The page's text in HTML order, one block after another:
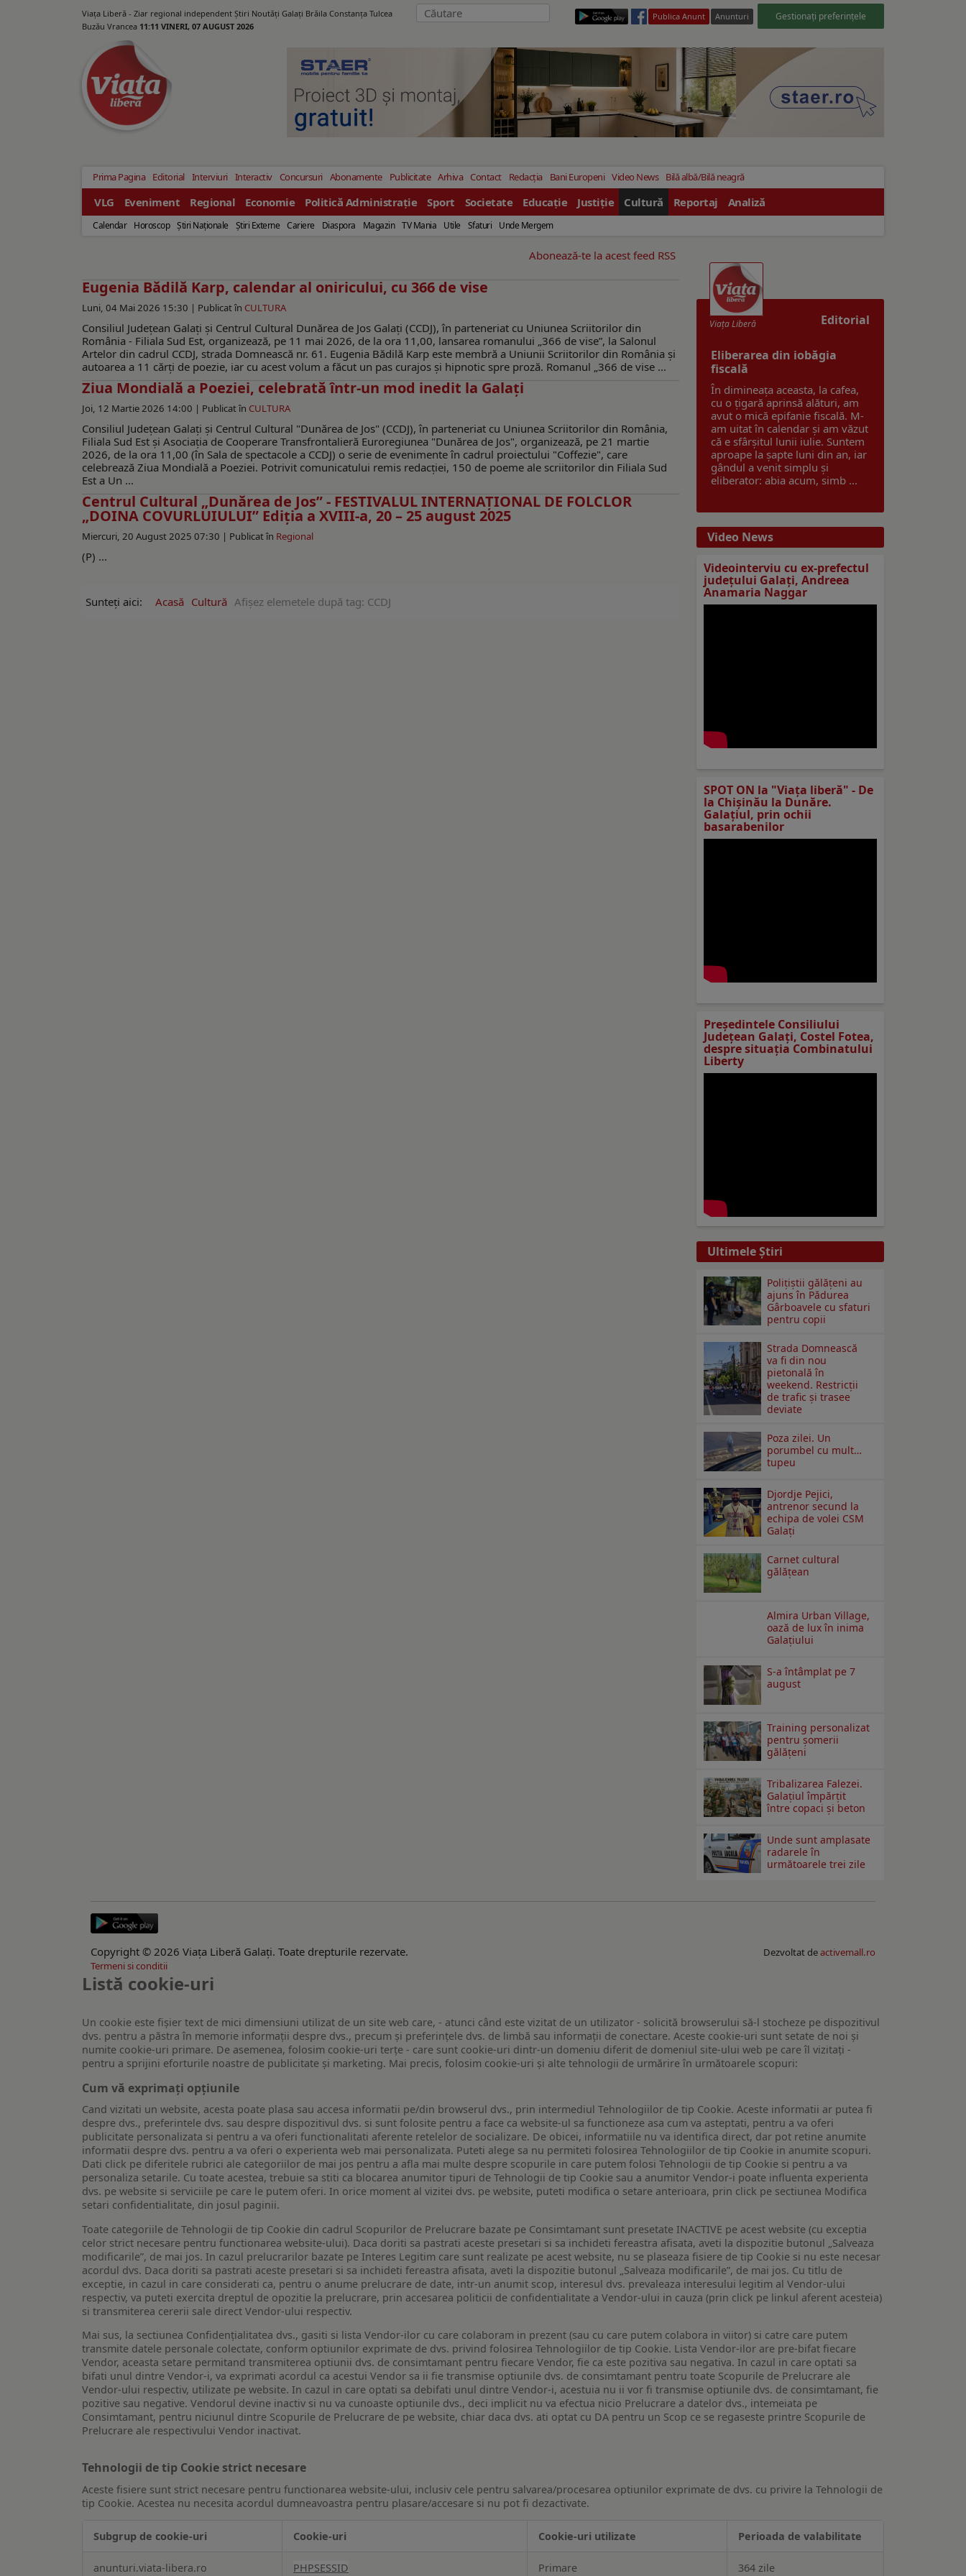
Viața Liberă - Ziar regional independent Știri Noutăți Galaţi Brăila Constanţa Tulcea
Buzău Vrancea 11:11 VINERI, 07 AUGUST 2026
Publica Anunt Anunturi Gestionați preferințele
Prima Pagina Editorial Interviuri Interactiv Concursuri Abonamente Publicitate Arhiva Contact Redacția Bani Europeni Video News Bilă albă/Bilă neagră
VLG Eveniment Regional Economie Politică Administrație Sport Societate Educație Justiție Cultură Reportaj Analiză
Calendar Horoscop Ştiri Naţionale Ştiri Externe Cariere Diaspora Magazin TV Mania Utile Sfaturi Unde Mergem
Abonează-te la acest feed RSS
Eugenia Bădilă Karp, calendar al oniricului, cu 366 de vise
Luni, 04 Mai 2026 15:30 | Publicat în CULTURA
Consiliul Județean Galați și Centrul Cultural Dunărea de Jos Galați (CCDJ), în parteneriat cu Uniunea Scriitorilor din
România - Filiala Sud Est, organizează, pe 11 mai 2026, de la ora 11,00, lansarea romanului „366 de vise”, la Salonul
Artelor din cadrul CCDJ, strada Domnească nr. 61. Eugenia Bădilă Karp este membră a Uniunii Scriitorilor din România și
autoarea a 11 cărți de poezie, iar cu acest volum a făcut un pas curajos și hipnotic spre proză. Romanul „366 de vise ...
Ziua Mondială a Poeziei, celebrată într-un mod inedit la Galaţi
Joi, 12 Martie 2026 14:00 | Publicat în CULTURA
Consiliul Județean Galați și Centrul Cultural "Dunărea de Jos" (CCDJ), în parteneriat cu Uniunea Scriitorilor din România,
Filiala Sud Est și Asociația de Cooperare Transfrontalieră Euroregiunea "Dunărea de Jos", organizează, pe 21 martie
2026, de la ora 11,00 (în Sala de spectacole a CCDJ) o serie de evenimente în cadrul proiectului "Coffezie", care
celebrează Ziua Mondială a Poeziei. Potrivit comunicatului remis redacţiei, 150 de poeme ale scriitorilor din Filiala Sud
Est a Un ...
Centrul Cultural „Dunărea de Jos” - FESTIVALUL INTERNAȚIONAL DE FOLCLOR
„DOINA COVURLUIULUI” Ediția a XVIII-a, 20 – 25 august 2025
Miercuri, 20 August 2025 07:30 | Publicat în Regional
(P) ...
Sunteți aici: Acasă Cultură Afişez elemetele după tag: CCDJ
Editorial
Viaţa Liberă
Eliberarea din iobăgia
fiscală
În dimineața aceasta, la cafea,
cu o țigară aprinsă alături, am
avut o mică epifanie fiscală. M-
am uitat în calendar și am văzut
că e sfârșitul lunii iulie. Suntem
aproape la șapte luni din an, iar
gândul a venit simplu și
eliberator: abia acum, simb ...
Video News
Videointerviu cu ex-prefectul
judeţului Galaţi, Andreea
Anamaria Naggar
SPOT ON la "Viaţa liberă" - De
la Chișinău la Dunăre.
Galațiul, prin ochii
basarabenilor
Preşedintele Consiliului
Judeţean Galaţi, Costel Fotea,
despre situaţia Combinatului
Liberty
Ultimele Ştiri
Polițiștii gălățeni au
ajuns în Pădurea
Gârboavele cu sfaturi
pentru copii
Strada Domnească
va fi din nou
pietonală în
weekend. Restricţii
de trafic şi trasee
deviate
Poza zilei. Un
porumbel cu mult…
tupeu
Djordje Pejici,
antrenor secund la
echipa de volei CSM
Galați
Carnet cultural
gălăţean
Almira Urban Village,
oază de lux în inima
Galațiului
S-a întâmplat pe 7
august
Training personalizat
pentru șomerii
gălățeni
Tribalizarea Falezei.
Galațiul împărțit
între copaci și beton
Unde sunt amplasate
radarele în
următoarele trei zile
Copyright © 2026 Viaţa Liberă Galaţi. Toate drepturile rezervate. Dezvoltat deactivemall.ro
Termeni si conditii
Listă cookie-uri
Un cookie este fişier text de mici dimensiuni utilizat de un site web care, - atunci când este vizitat de un utilizator - solicită browserului să-l stocheze pe dispozitivul
dvs. pentru a păstra în memorie informații despre dvs., precum și preferințele dvs. de limbă sau informații de conectare. Aceste cookie-uri sunt setate de noi și
numite cookie-uri primare. De asemenea, folosim cookie-uri terțe - care sunt cookie-uri dintr-un domeniu diferit de domeniul site-ului web pe care îl vizitați -
pentru a sprijini eforturile noastre de publicitate și marketing. Mai precis, folosim cookie-uri și alte tehnologii de urmărire în următoarele scopuri:
Cum vă exprimați opțiunile
Cand vizitati un website, acesta poate plasa sau accesa informatii pe/din browserul dvs., prin intermediul Tehnologiilor de tip Cookie. Aceste informatii ar putea fi
despre dvs., preferintele dvs. sau despre dispozitivul dvs. si sunt folosite pentru a face ca website-ul sa functioneze asa cum va asteptati, pentru a va oferi
publicitate personalizata si pentru a va oferi functionalitati aferente retelelor de socializare. De obicei, informatiile nu va identifica direct, dar pot retine anumite
informatii despre dvs. pentru a va oferi o experienta web mai personalizata. Puteti alege sa nu permiteti folosirea Tehnologiilor de tip Cookie in anumite scopuri.
Dati click pe diferitele rubrici ale categoriilor de mai jos pentru a afla mai multe despre scopurile in care putem folosi Tehnologii de tip Cookie si pentru a va
personaliza setarile. Cu toate acestea, trebuie sa stiti ca blocarea anumitor tipuri de Tehnologii de tip Cookie sau a anumitor Vendor-i poate influenta experienta
dvs. pe website si serviciile pe care le putem oferi. In orice moment al vizitei dvs. pe website, puteti modifica o setare anterioara, prin click pe sectiunea Modifica
setari confidentialitate, din josul paginii.
Toate categoriile de Tehnologii de tip Cookie din cadrul Scopurilor de Prelucrare bazate pe Consimtamant sunt presetate INACTIVE pe acest website (cu exceptia
celor strict necesare pentru functionarea website-ului). Daca doriti sa pastrati aceste presetari si sa inchideti fereastra afisata, aveti la dispozitie butonul „Salveaza
modificarile”, de mai jos. In cazul prelucrarilor bazate pe Interes Legitim care sunt realizate pe acest website, nu se plaseaza fisiere de tip Cookie si nu este necesar
acordul dvs. Daca doriti sa pastrati aceste presetari si sa inchideti fereastra afisata, aveti la dispozitie butonul „Salveaza modificarile”, de mai jos. Cu titlu de
exceptie, in cazul in care considerati ca, pentru o anume prelucrare de date, intr-un anumit scop, interesul dvs. prevaleaza interesului legitim al Vendor-ului
respectiv, va puteti exercita dreptul de opozitie la prelucrare, prin accesarea politicii de confidentialitate a Vendor-ului in cauza (prin click pe linkul aferent acesteia)
si transmiterea cererii sale direct Vendor-ului respectiv.
Mai sus, la sectiunea Confidențialitatea dvs., gasiti si lista Vendor-ilor cu care colaboram in prezent (sau cu care putem colabora in viitor) si catre care putem
transmite datele personale colectate, conform optiunilor exprimate de dvs. privind folosirea Tehnologiilor de tip Cookie. Lista Vendor-ilor are pre-bifat fiecare
Vendor, aceasta setare permitand transmiterea optiunii dvs. de consimtamant pentru fiecare Vendor, fie ca este pozitiva sau negativa. In cazul in care optati sa
bifati unul dintre Vendor-i, va exprimati acordul ca acestui Vendor sa ii fie transmise optiunile dvs. de consimtamant pentru toate Scopurile de Prelucrare ale
Vendor-ului respectiv, utilizate pe website. In cazul in care optati sa debifati unul dintre Vendor-i, acestuia nu ii vor fi transmise optiunile dvs. de consimtamant, fie
pozitive sau negative. Vendorul devine inactiv si nu va cunoaste optiunile dvs., deci implicit nu va efectua nicio Prelucrare a datelor dvs., intemeiata pe
Consimtamant, pentru niciunul dintre Scopurile de Prelucrare de pe website, chiar daca dvs. ati optat cu DA pentru un Scop ce se regaseste printre Scopurile de
Prelucrare ale respectivului Vendor inactivat.
Tehnologii de tip Cookie strict necesare
Aceste fisiere sunt strict necesare pentru functionarea website-ului, inclusiv cele pentru salvarea/procesarea optiunilor exprimate de dvs. cu privire la Tehnologii de
tip Cookie. Acestea nu necesita acordul dumneavoastra pentru plasare/accesare si nu pot fi dezactivate.
Subgrup de cookie-uri Cookie-uri Cookie-uri utilizate Perioada de valabilitate
anunturi.viata-libera.ro PHPSESSID Primare 364 zile